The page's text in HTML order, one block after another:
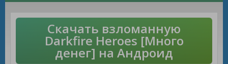
Скачать взломанную
Darkfire Heroes [Много
денег] на Андроид